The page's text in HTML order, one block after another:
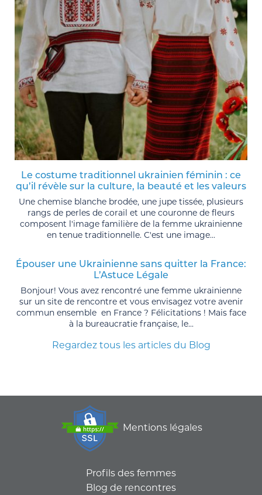
Le costume traditionnel ukrainien féminin : ce
qu’il révèle sur la culture, la beauté et les valeurs
Une chemise blanche brodée, une jupe tissée, plusieurs
rangs de perles de corail et une couronne de fleurs
composent l'image familière de la femme ukrainienne
en tenue traditionnelle. C'est une image...
Épouser une Ukrainienne sans quitter la France:
L’Astuce Légale
Bonjour! Vous avez rencontré une femme ukrainienne
sur un site de rencontre et vous envisagez votre avenir
commun ensemble en France ? Félicitations ! Mais face
à la bureaucratie française, le...
Regardez tous les articles du Blog
Mentions légales
Profils des femmes
Blog de rencontres